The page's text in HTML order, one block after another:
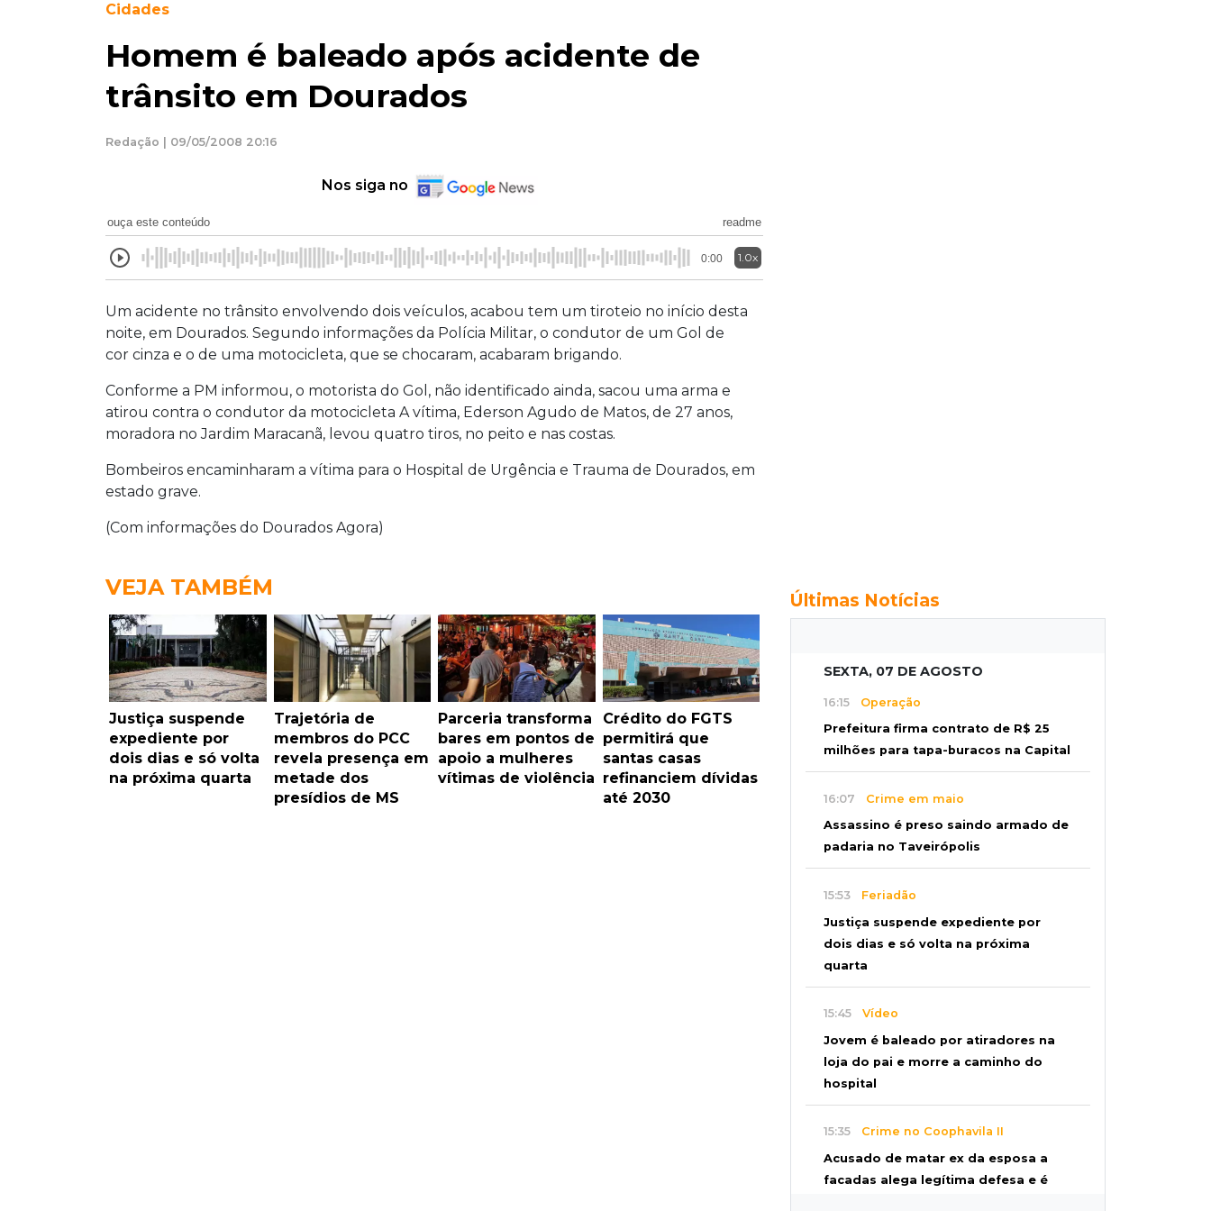
Cidades
Homem é baleado após acidente de
trânsito em Dourados
Redação | 09/05/2008 20:16
Nos siga no
ouça este conteúdo readme
0:00 1.0x
Um acidente no trânsito envolvendo dois veículos, acabou tem um tiroteio no início desta
noite, em Dourados. Segundo informações da Polícia Militar, o condutor de um Gol de
cor cinza e o de uma motocicleta, que se chocaram, acabaram brigando.
Conforme a PM informou, o motorista do Gol, não identificado ainda, sacou uma arma e
atirou contra o condutor da motocicleta A vítima, Ederson Agudo de Matos, de 27 anos,
moradora no Jardim Maracanã, levou quatro tiros, no peito e nas costas.
Bombeiros encaminharam a vítima para o Hospital de Urgência e Trauma de Dourados, em
estado grave.
(Com informações do Dourados Agora)
VEJA TAMBÉM
Justiça suspende
expediente por
dois dias e só volta
na próxima quarta
Trajetória de
membros do PCC
revela presença em
metade dos
presídios de MS
Parceria transforma
bares em pontos de
apoio a mulheres
vítimas de violência
Crédito do FGTS
permitirá que
santas casas
refinanciem dívidas
até 2030
Últimas Notícias
SEXTA, 07 DE AGOSTO
16:15 Operação
Prefeitura firma contrato de R$ 25
milhões para tapa-buracos na Capital
16:07 Crime em maio
Assassino é preso saindo armado de
padaria no Taveirópolis
15:53 Feriadão
Justiça suspende expediente por
dois dias e só volta na próxima
quarta
15:45 Vídeo
Jovem é baleado por atiradores na
loja do pai e morre a caminho do
hospital
15:35 Crime no Coophavila II
Acusado de matar ex da esposa a
facadas alega legítima defesa e é